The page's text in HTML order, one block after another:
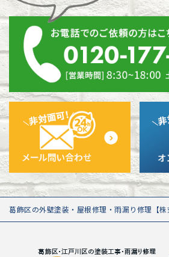
葛飾区の外壁塗装・屋根修理・雨漏り修理【